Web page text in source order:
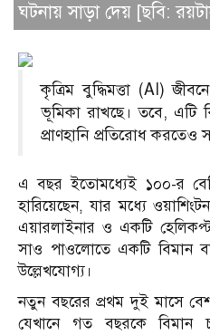
ঘটনায় সাড়া দেয় [ছবি:
কৃত্রিম বুদ্ধিমত্তা (AI)
ভূমিকা রাখছে। তবে, এটি
প্রাণহানি প্রতিরোধ করতেও
এ বছর ইতোমধ্যেই ১০০-র
হারিয়েছেন, যার মধ্যে
এয়ারলাইনার ও একটি
সাও পাওলোতে একটি বিমান
উল্লেখযোগ্য।
নতুন বছরের প্রথম দুই মাসে বেশ
যেখানে গত বছরকে বিমান